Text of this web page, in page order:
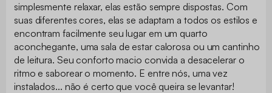
simplesmente relaxar, elas estão sempre dispostas. Com
suas diferentes cores, elas se adaptam a todos os estilos e
encontram facilmente seu lugar em um quarto
aconchegante, uma sala de estar calorosa ou um cantinho
de leitura. Seu conforto macio convida a desacelerar o
ritmo e saborear o momento. E entre nós, uma vez
instalados... não é certo que você queira se levantar!